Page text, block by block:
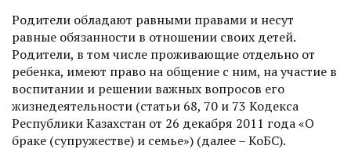
Родители обладают равными правами и несут
равные обязанности в отношении своих детей.
Родители, в том числе проживающие отдельно от
ребенка, имеют право на общение с ним, на участие в
воспитании и решении важных вопросов его
жизнедеятельности (статьи 68, 70 и 73 Кодекса
Республики Казахстан от 26 декабря 2011 года «О
браке (супружестве) и семье») (далее – КоБС).